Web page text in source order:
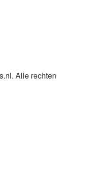
Alle rechten